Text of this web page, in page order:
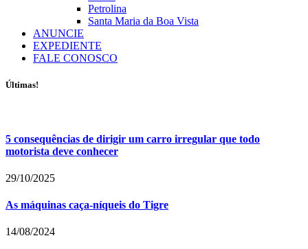
Petrolina
Santa Maria da Boa Vista
ANUNCIE
EXPEDIENTE
FALE CONOSCO
Últimas!
5 consequências de dirigir um carro irregular que todo
motorista deve conhecer
29/10/2025
As máquinas caça-níqueis do Tigre
14/08/2024